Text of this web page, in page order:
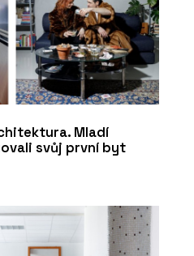
Mladí
svůj první byt